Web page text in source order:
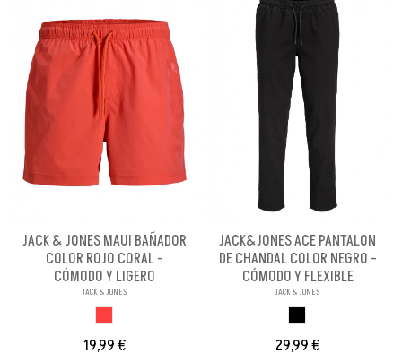
JACK & JONES MAUI BAÑADOR
COLOR ROJO CORAL -
CÓMODO Y LIGERO
JACK & JONES
19,99 €
JACK&JONES ACE PANTALON
DE CHANDAL COLOR NEGRO -
CÓMODO Y FLEXIBLE
JACK & JONES
29,99 €